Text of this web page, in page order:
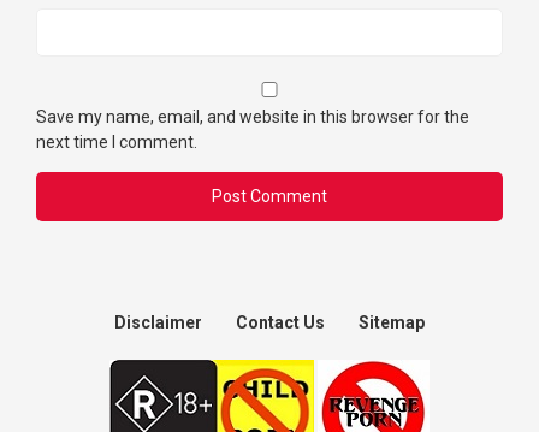
Save my name, email, and website in this browser for the
next time I comment.
Disclaimer Contact Us Sitemap